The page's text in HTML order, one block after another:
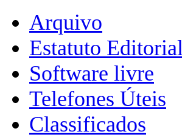
Arquivo
Estatuto Editorial
Software livre
Telefones Úteis
Classificados